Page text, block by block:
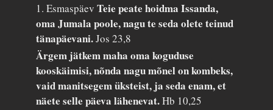
1. EsmaspäevTeie peate hoidma Issanda,
oma Jumala poole, nagu te seda olete teinud
tänapäevani.Jos 23,8
Ärgem jätkem maha oma koguduse
kooskäimisi, nõnda nagu mõnel on kombeks,
vaid manitsegem üksteist, ja seda enam, et
näete selle päeva lähenevat.Hb 10,25